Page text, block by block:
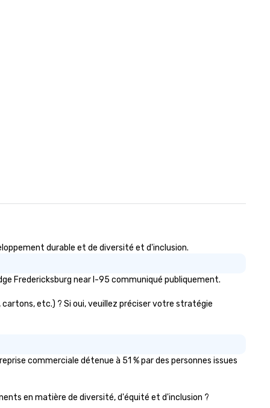
durable et de diversité et d'inclusion.
Fredericksburg near I-95 communiqué publiquement.
etc.) ? Si oui, veuillez préciser votre stratégie
commerciale détenue à 51 % par des personnes issues
en matière de diversité, d'équité et d'inclusion ?